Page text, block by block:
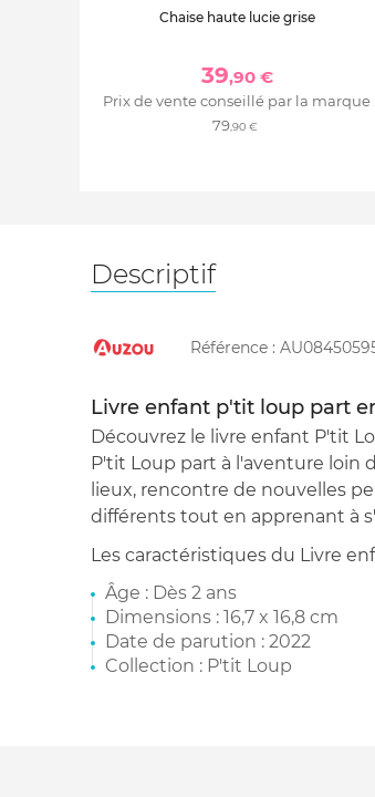
Chaise haute lucie grise
39,90 €
Prix de vente conseillé par la marque :
79,90 €
Descriptif
Référence :
Livre enfant p'tit loup part
Découvrez le livre enfant P'tit
P'tit Loup part à l'aventure loin
lieux, rencontre de nouvelles
différents tout en apprenant à
Les caractéristiques du Livre
Âge : Dès 2 ans
Dimensions : 16,7 x 16,8 cm
Date de parution : 2022
Collection : P'tit Loup